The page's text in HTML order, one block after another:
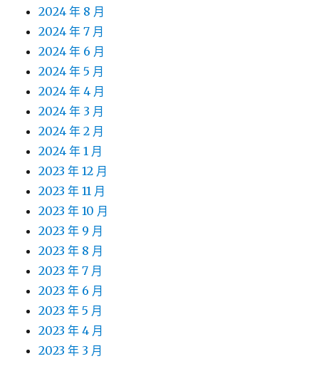
2024 年 8 月
2024 年 7 月
2024 年 6 月
2024 年 5 月
2024 年 4 月
2024 年 3 月
2024 年 2 月
2024 年 1 月
2023 年 12 月
2023 年 11 月
2023 年 10 月
2023 年 9 月
2023 年 8 月
2023 年 7 月
2023 年 6 月
2023 年 5 月
2023 年 4 月
2023 年 3 月